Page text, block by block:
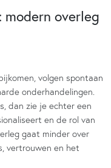
modern overleg
volgen spontaan
onderhandelingen.
dan zie je echter een
en de rol van
gaat minder over
vertrouwen en het